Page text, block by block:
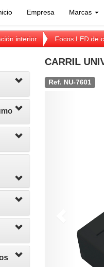
Empresa Marcas
interior Focos LED de
CARRIL
Ref. NU-7601